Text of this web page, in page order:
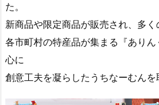
た。
新商品や限定商品が販売され、多く
各市町村の特産品が集まる『あり
心に
創意工夫を凝らしたうちなーむんを